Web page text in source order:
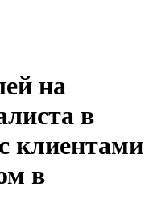
на
в
клиентами
в